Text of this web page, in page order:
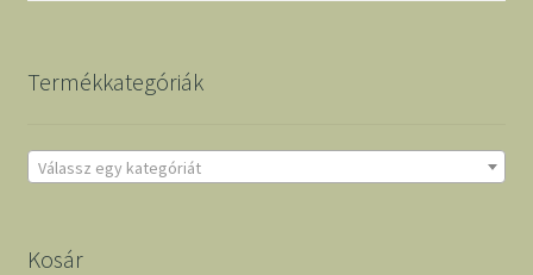
Termékkategóriák
Válassz egy kategóriát
Kosár